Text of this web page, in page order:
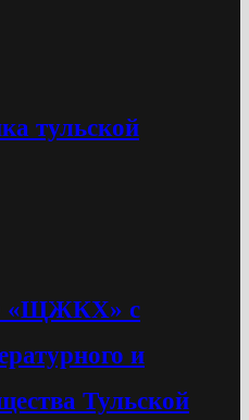
тульской
«ЩЖКХ» с
и
Тульской